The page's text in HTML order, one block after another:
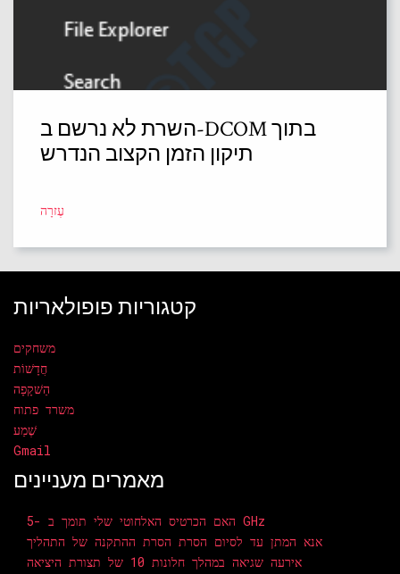
השרת לא נרשם ב-DCOM בתוך
תיקון הזמן הקצוב הנדרש
עֶזרָה
קטגוריות פופולאריות
משחקים
חֲדָשׁוֹת
הַשׁקָפָה
משרד פתוח
שֶׁמַע
Gmail
מאמרים מעניינים
האם הכרטיס האלחוטי שלי תומך ב -5 GHz
אנא המתן עד לסיום הסרת הסרת ההתקנה של התהליך
אירעה שגיאה במהלך חלונות 10 של תצורת היציאה